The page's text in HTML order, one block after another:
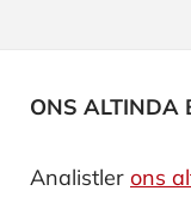
ONS ALTINDA
Analistler ons